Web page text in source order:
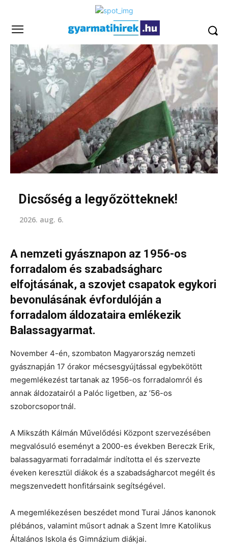
Dicsőség a legyőzötteknek!
2026. aug. 6.
A nemzeti gyásznapon az 1956-os
forradalom és szabadságharc
elfojtásának, a szovjet csapatok egykori
bevonulásának évfordulóján a
forradalom áldozataira emlékezik
Balassagyarmat.
November 4-én, szombaton Magyarország nemzeti
gyásznapján 17 órakor mécsesgyújtással egybekötött
megemlékezést tartanak az 1956-os forradalomról és
annak áldozatairól a Palóc ligetben, az ’56-os
szoborcsoportnál.
A Mikszáth Kálmán Művelődési Központ szervezésében
megvalósuló eseményt a 2000-es években Bereczk Erik,
balassagyarmati forradalmár indította el és szervezte
éveken keresztül diákok és a szabadságharcot megélt és
megszenvedett honfitársaink segítségével.
A megemlékezésen beszédet mond Turai János kanonok
plébános, valamint műsort adnak a Szent Imre Katolikus
Általános Iskola és Gimnázium diákjai.